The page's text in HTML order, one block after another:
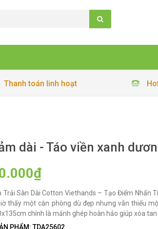
Thanh toán linh hoạt
dài - Táo viền xanh
Trải Sàn Dài Cotton Viethands – Tạo Điểm Nhấn
thấy một căn phòng dù đẹp nhưng vẫn thiếu
chính là mảnh ghép hoàn hảo giúp xóa tan
PHẨM: TDA25602